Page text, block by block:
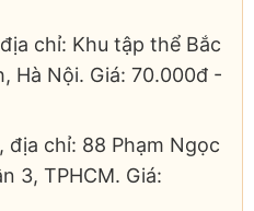
chỉ: Khu tập thể Bắc
Hà Nội. Giá: 70.000đ -
địa chỉ: 88 Phạm Ngọc
3, TPHCM. Giá: